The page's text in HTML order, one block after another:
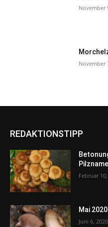
November
November
REDAKTIONSTIPP
Februar
Mai 2020
Juni 6, 2020